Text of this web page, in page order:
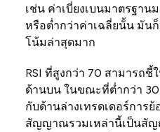
เช่น ค่าเบี่ยงเบนมาตรฐาน
หรือต่ำกว่าค่าเฉลี่ยนั้น มัน
โน้มล่าสุดมาก
RSI ที่สูงกว่า 70 สามารถชี้
ด้านบน ในขณะที่ต่ำกว่า
กับด้านล่างเทรดเดอร์การ
สัญญาณรวมเหล่านี้เป็นสั